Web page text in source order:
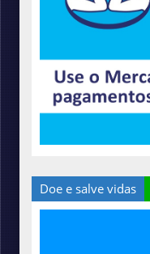
Doe e salve vidas